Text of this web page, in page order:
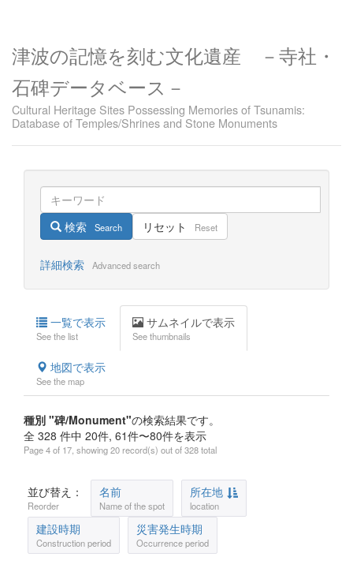
津波の記憶を刻む文化遺産 －寺社・
石碑データベース－
Cultural Heritage Sites Possessing Memories of Tsunamis:
Database of Temples/Shrines and Stone Monuments
検索 Search リセット Reset
詳細検索 Advanced search
一覧で表示
See the list
サムネイルで表示
See thumbnails
地図で表示
See the map
種別 "碑/Monument"の検索結果です。
全 328 件中 20件, 61件〜80件を表示
Page 4 of 17, showing 20 record(s) out of 328 total
並び替え：
Reorder
名前
Name of the spot
所在地
location
建設時期
Construction period
災害発生時期
Occurrence period